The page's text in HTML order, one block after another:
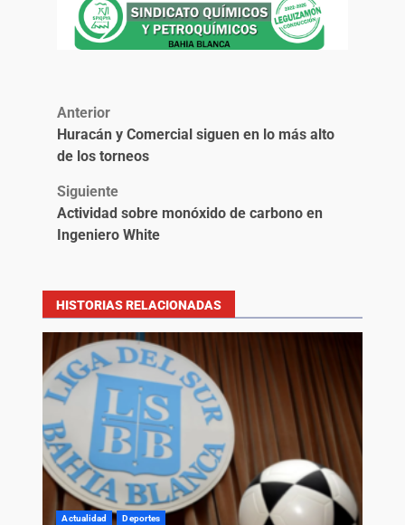
Anterior
Huracán y Comercial siguen en lo más alto
de los torneos
Siguiente
Actividad sobre monóxido de carbono en
Ingeniero White
HISTORIAS RELACIONADAS
Actualidad Deportes